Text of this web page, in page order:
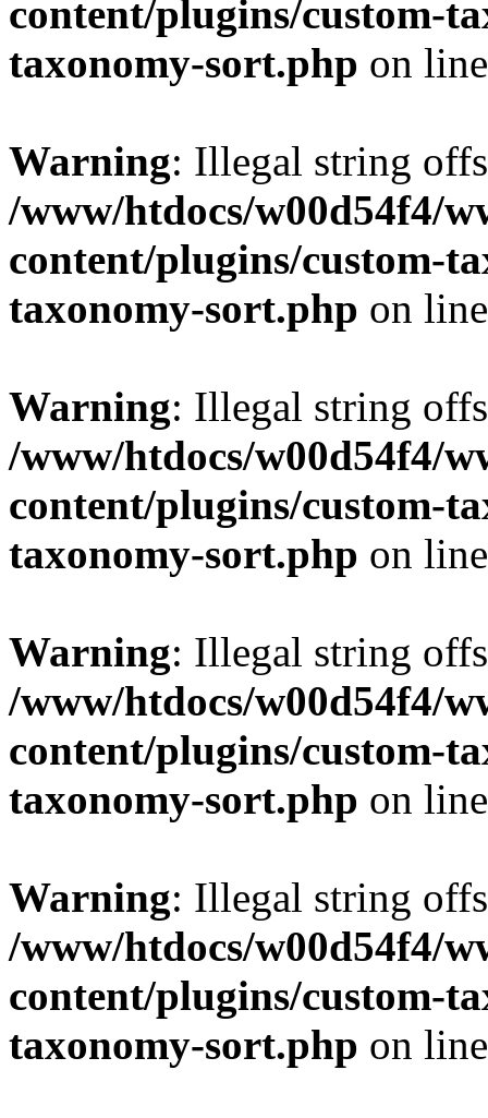
content/plugins/custom-
taxonomy-sort.php on
Warning: Illegal string
/www/htdocs/w00d54f4/
content/plugins/custom-
taxonomy-sort.php on
Warning: Illegal string
/www/htdocs/w00d54f4/
content/plugins/custom-
taxonomy-sort.php on
Warning: Illegal string
/www/htdocs/w00d54f4/
content/plugins/custom-
taxonomy-sort.php on
Warning: Illegal string
/www/htdocs/w00d54f4/
content/plugins/custom-
taxonomy-sort.php on